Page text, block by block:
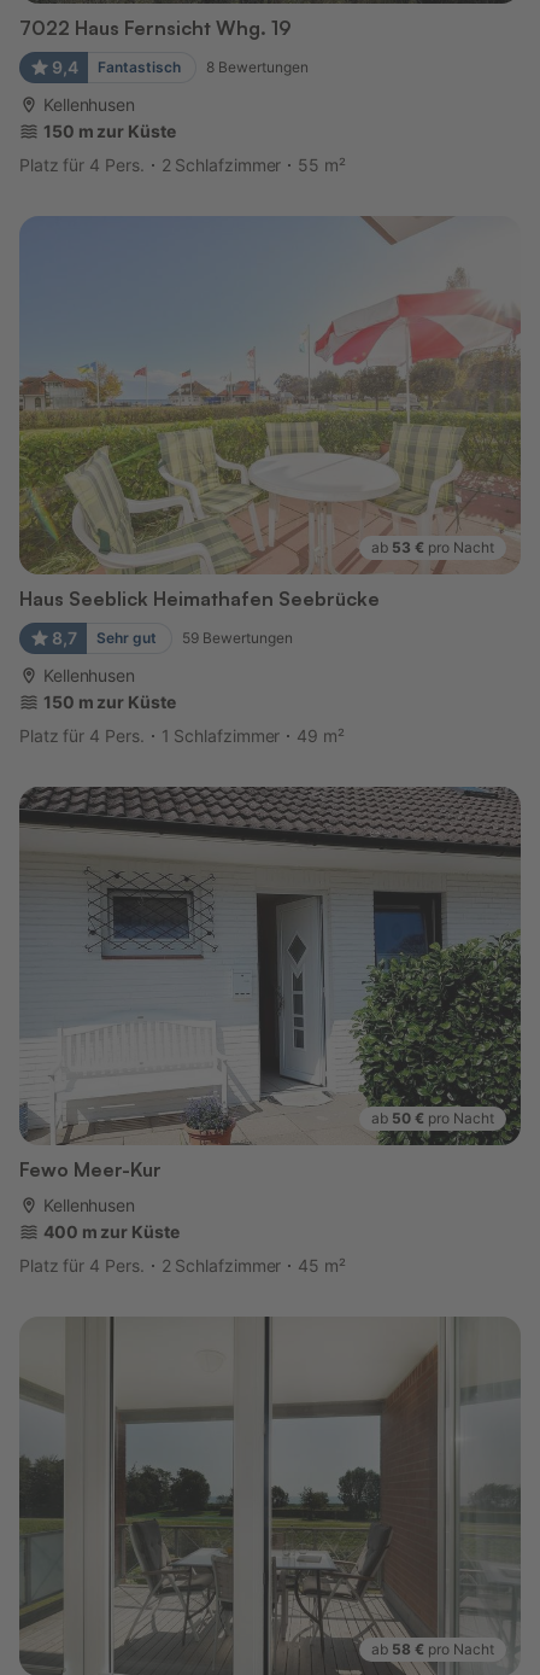
7022 Haus Fernsicht Whg. 19
9,4 Fantastisch 8 Bewertungen
Kellenhusen
150 m zur Küste
Platz für 4 Pers.
2 Schlafzimmer 55 m²
ab 53 € pro Nacht
Haus Seeblick Heimathafen Seebrücke
8,7 Sehr gut 59 Bewertungen
Kellenhusen
150 m zur Küste
Platz für 4 Pers.
1 Schlafzimmer 49 m²
ab 50 € pro Nacht
Fewo Meer-Kur
Kellenhusen
400 m zur Küste
Platz für 4 Pers.
2 Schlafzimmer 45 m²
ab 58 € pro Nacht